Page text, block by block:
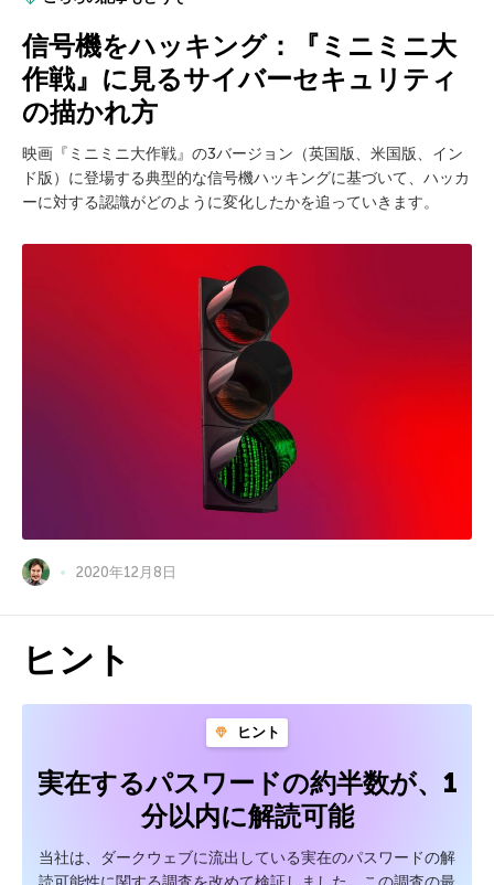
信号機をハッキング：『ミニミニ大
作戦』に見るサイバーセキュリティ
の描かれ方
映画『ミニミニ大作戦』の3バージョン（英国版、米国版、イン
ド版）に登場する典型的な信号機ハッキングに基づいて、ハッカ
ーに対する認識がどのように変化したかを追っていきます。
2020年12月8日
ヒント
ヒント
実在するパスワードの約半数が、1
分以内に解読可能
当社は、ダークウェブに流出している実在のパスワードの解